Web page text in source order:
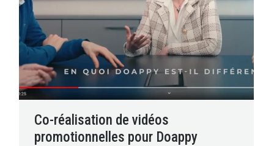
Co-réalisation de vidéos
promotionnelles pour Doappy